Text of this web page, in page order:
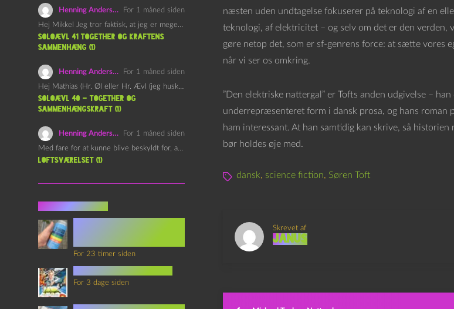
næsten uden undtagelse fokuserer på teknologi af en
teknologi, af elektricitet – og selv om det er den
gøre netop det, som er sf-genrens force: at sætte vores
når vi ser os omkring.
”Den elektriske nattergal” er Tofts anden udgivelse –
underrepræsenteret form i dansk prosa, og hans roman
ham interessant. At han samtidig kan skrive, så
bør holdes øje med.
dansk, science fiction, Søren Toft
Skrevet af
Janus
Henning Andersen
For 1 måned siden
Hej Mikkel Jeg tror faktisk, at jeg er meget enig…
Soloævl 41 Together og Kraftens
Sammenhæng (1)
Henning Andersen
For 1 måned siden
Hej Mathias (Hr. Øl eller Hr. Ævl (jeg husker ikke…
Soloævl 40 – Together og
sammenhængskraft (1)
Henning Andersen
For 1 måned siden
Med fare for at kunne blive beskyldt for, at være…
Loftsværelset (1)
For 23 timer siden
For 3 dage siden